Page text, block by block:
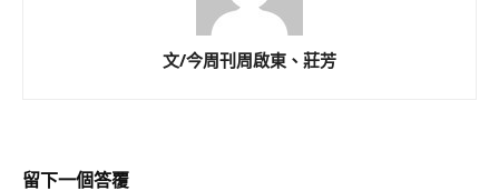
文/今周刊周啟東、莊芳
留下一個答覆